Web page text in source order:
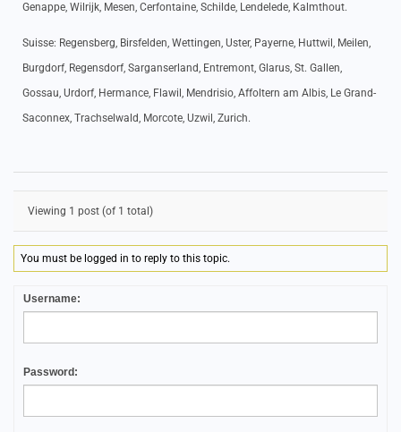
Genappe, Wilrijk, Mesen, Cerfontaine, Schilde, Lendelede, Kalmthout.
Suisse: Regensberg, Birsfelden, Wettingen, Uster, Payerne, Huttwil, Meilen,
Burgdorf, Regensdorf, Sarganserland, Entremont, Glarus, St. Gallen,
Gossau, Urdorf, Hermance, Flawil, Mendrisio, Affoltern am Albis, Le Grand-
Saconnex, Trachselwald, Morcote, Uzwil, Zurich.
Viewing 1 post (of 1 total)
You must be logged in to reply to this topic.
Username:
Password: